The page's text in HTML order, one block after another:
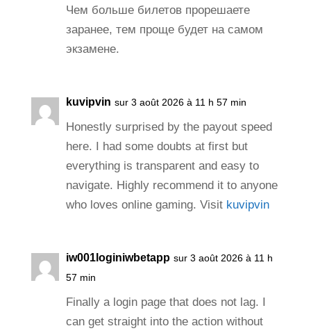
Чем больше билетов прорешаете
заранее, тем проще будет на самом
экзамене.
kuvipvin sur 3 août 2026 à 11 h 57 min
Honestly surprised by the payout speed
here. I had some doubts at first but
everything is transparent and easy to
navigate. Highly recommend it to anyone
who loves online gaming. Visit kuvipvin
iw001loginiwbetapp sur 3 août 2026 à 11 h
57 min
Finally a login page that does not lag. I
can get straight into the action without